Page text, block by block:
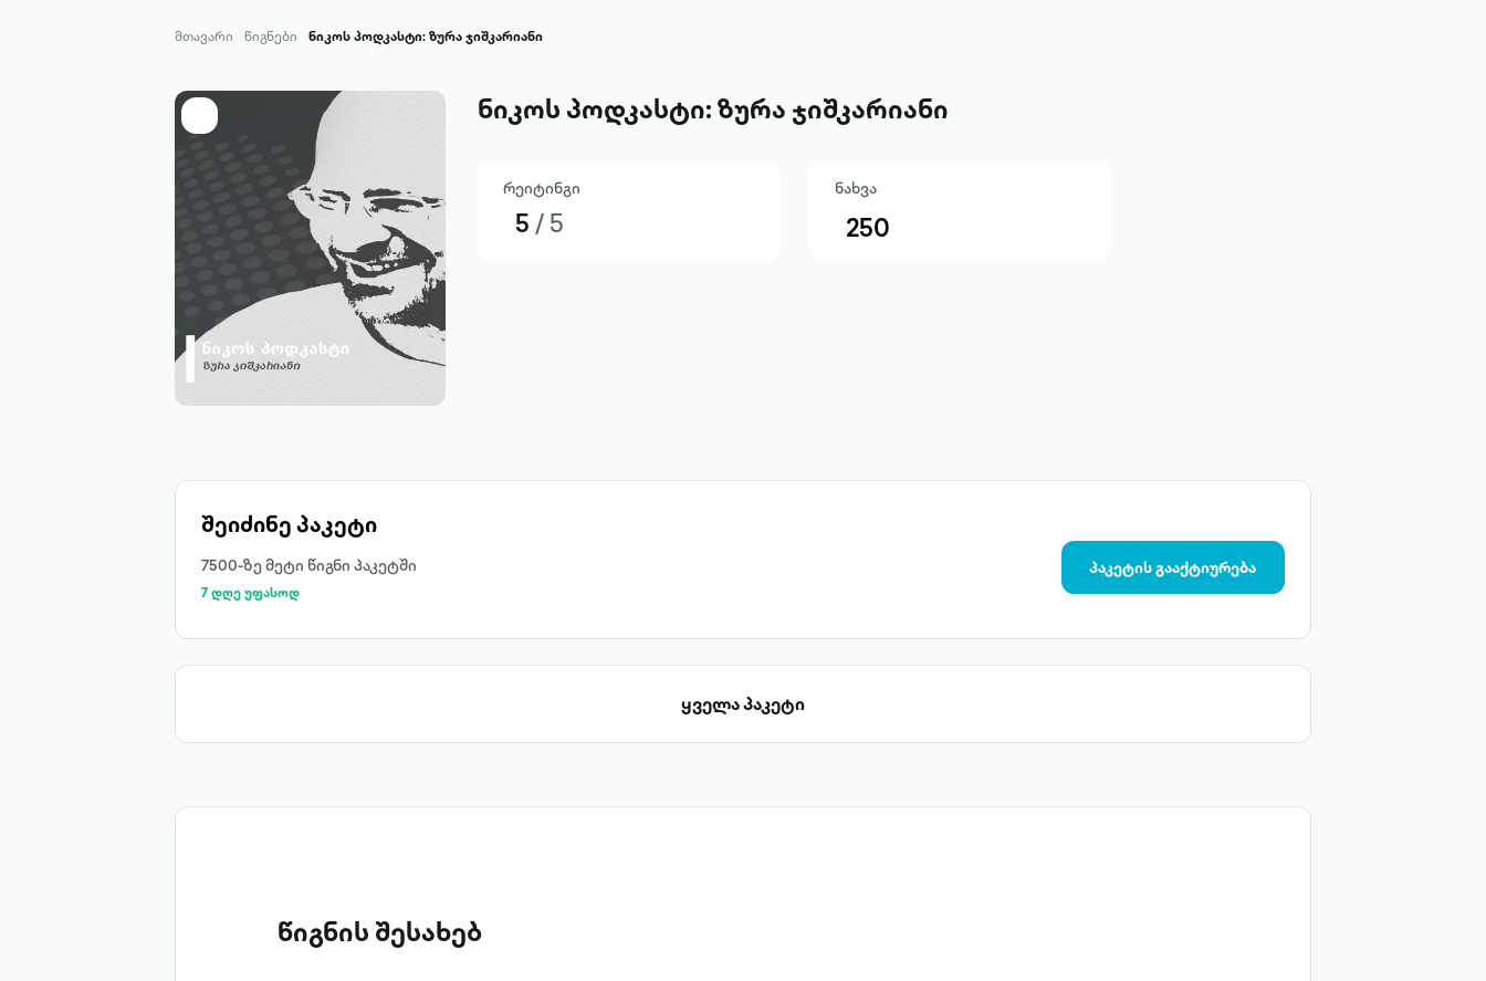
მთავარი წიგნები ნიკოს პოდკასტი: ზურა ჯიშკარიანი
ნიკოს პოდკასტი: ზურა ჯიშკარიანი
რეიტინგი
5/ 5
ნახვა
250
შეიძინე პაკეტი
7500-ზე მეტი წიგნი პაკეტში
7 დღე უფასოდ
პაკეტის გააქტიურება
ყველა პაკეტი
წიგნის შესახებ